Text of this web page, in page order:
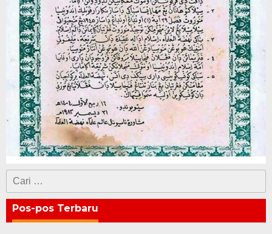
Cari
untuk:
Pos-pos Terbaru